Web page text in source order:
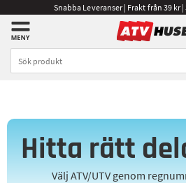
Snabba Leveranser | Frakt från 39 kr
Hitta rätt
Välj ATV/UTV genom